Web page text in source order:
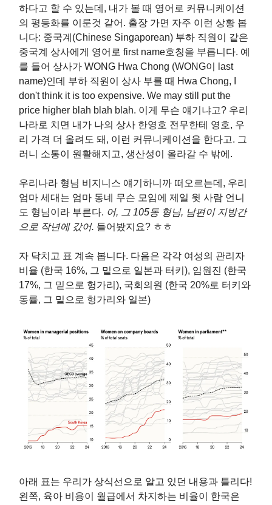
하다고 할 수 있는데, 내가 볼 때 영어로 커뮤니케이션
의 평등화를 이룬것 같어. 출장 가면 자주 이런 상황 봅
니다: 중국계(Chinese Singaporean) 부하 직원이 같은
중국계 상사에게 영어로 first name호칭을 부릅니다. 예
를 들어 상사가 WONG Hwa Chong (WONG이 last
name)인데 부하 직원이 상사 부를 때 Hwa Chong, I
don't think it is too expensive. We may still put the
price higher blah blah blah. 이게 무슨 얘기냐고? 우리
나라로 치면 내가 나의 상사 한영호 전무한테 영호, 우
리 가격 더 올려도 돼, 이런 커뮤니케이션을 한다고. 그
러니 소통이 원활해지고, 생산성이 올라갈 수 밖에.
우리나라 형님 비지니스 얘기하니까 떠오르는데, 우리
엄마 세대는 엄마 동네 무슨 모임에 제일 윗 사람 언니
도 형님이라 부른다. 어, 그 105동 형님, 남편이 지방간
으로 작년에 갔어. 들어봤지요? ㅎㅎ
자 닥치고 표 계속 봅니다. 다음은 각각 여성의 관리자
비율 (한국 16%, 그 밑으로 일본과 터키), 임원진 (한국
17%, 그 밑으로 헝가리), 국회의원 (한국 20%로 터키와
동률, 그 밑으로 헝가리와 일본)
아래 표는 우리가 상식선으로 알고 있던 내용과 틀리다!
왼쪽, 육아 비용이 월급에서 차지하는 비율이 한국은